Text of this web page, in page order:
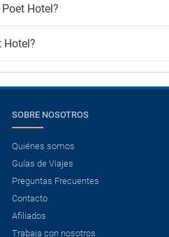
Hotel?
Hotel?
SOBRE NOSOTROS
Quiénes somos
Guías de Viajes
Preguntas Frecuentes
Contacto
Afiliados
Trabaja con nosotros